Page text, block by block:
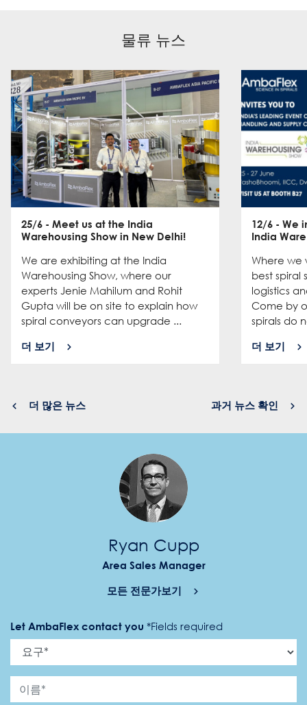
물류 뉴스
25/6 - Meet us at the India
Warehousing Show in New Delhi!
We are exhibiting at the India
Warehousing Show, where our
experts Jenie Mahilum and Rohit
Gupta will be on site to explain how
spiral conveyors can upgrade ...
더 보기
12/6 - We
India
Where we
best spiral
logistics
Come by
spirals do
더 보기
더 많은 뉴스 과거 뉴스 확인
Ryan Cupp
Area Sales Manager
모든 전문가보기
Let AmbaFlex contact you *Fields required